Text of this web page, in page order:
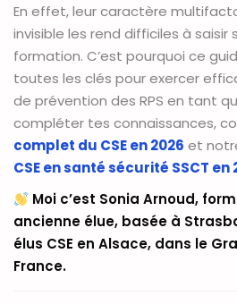
En effet, leur caractère
invisible les rend difficiles à saisir
formation. C’est pourquoi ce
toutes les clés pour exercer
de prévention des RPS en tant
compléter tes connaissances,
complet du CSE en 2026 et
CSE en santé sécurité SSCT en
Moi c’est Sonia Arnoud,
ancienne élue, basée à
élus CSE en Alsace, dans le
France.